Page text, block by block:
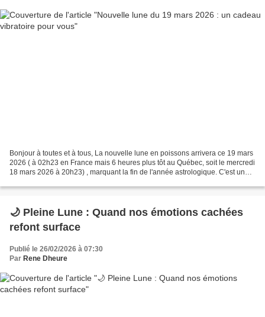
Bonjour à toutes et à tous, La nouvelle lune en poissons arrivera ce 19 mars
2026 ( à 02h23 en France mais 6 heures plus tôt au Québec, soit le mercredi
18 mars 2026 à 20h23) , marquant la fin de l'année astrologique. C'est un
🌙 Pleine Lune : Quand nos émotions cachées
refont surface
Publié le 26/02/2026 à 07:30
Par Rene Dheure